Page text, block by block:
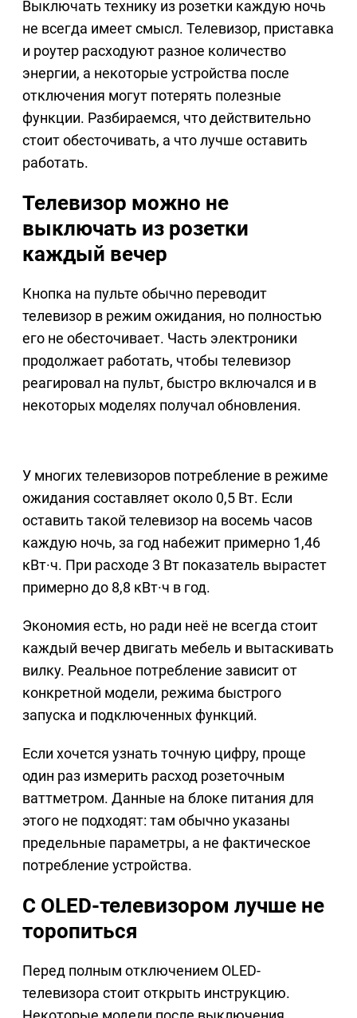
Выключать технику из розетки каждую ночь
не всегда имеет смысл. Телевизор, приставка
и роутер расходуют разное количество
энергии, а некоторые устройства после
отключения могут потерять полезные
функции. Разбираемся, что действительно
стоит обесточивать, а что лучше оставить
работать.
Телевизор можно не
выключать из розетки
каждый вечер
Кнопка на пульте обычно переводит
телевизор в режим ожидания, но полностью
его не обесточивает. Часть электроники
продолжает работать, чтобы телевизор
реагировал на пульт, быстро включался и в
некоторых моделях получал обновления.
У многих телевизоров потребление в режиме
ожидания составляет около 0,5 Вт. Если
оставить такой телевизор на восемь часов
каждую ночь, за год набежит примерно 1,46
кВт·ч. При расходе 3 Вт показатель вырастет
примерно до 8,8 кВт·ч в год.
Экономия есть, но ради неё не всегда стоит
каждый вечер двигать мебель и вытаскивать
вилку. Реальное потребление зависит от
конкретной модели, режима быстрого
запуска и подключенных функций.
Если хочется узнать точную цифру, проще
один раз измерить расход розеточным
ваттметром. Данные на блоке питания для
этого не подходят: там обычно указаны
предельные параметры, а не фактическое
потребление устройства.
С OLED-телевизором лучше не
торопиться
Перед полным отключением OLED-
телевизора стоит открыть инструкцию.